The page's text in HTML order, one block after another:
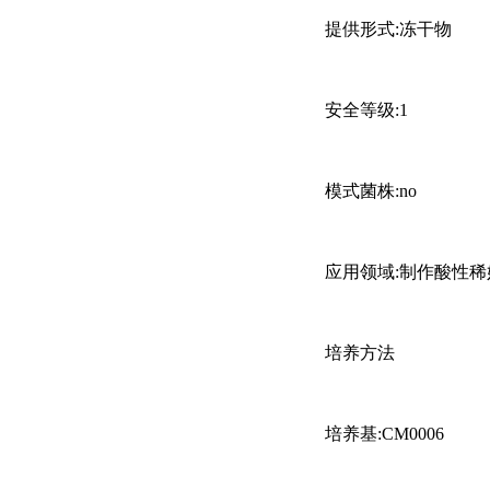
提供形式:冻干物
安全等级:1
模式菌株:no
应用领域:制作酸性
培养方法
培养基:CM0006